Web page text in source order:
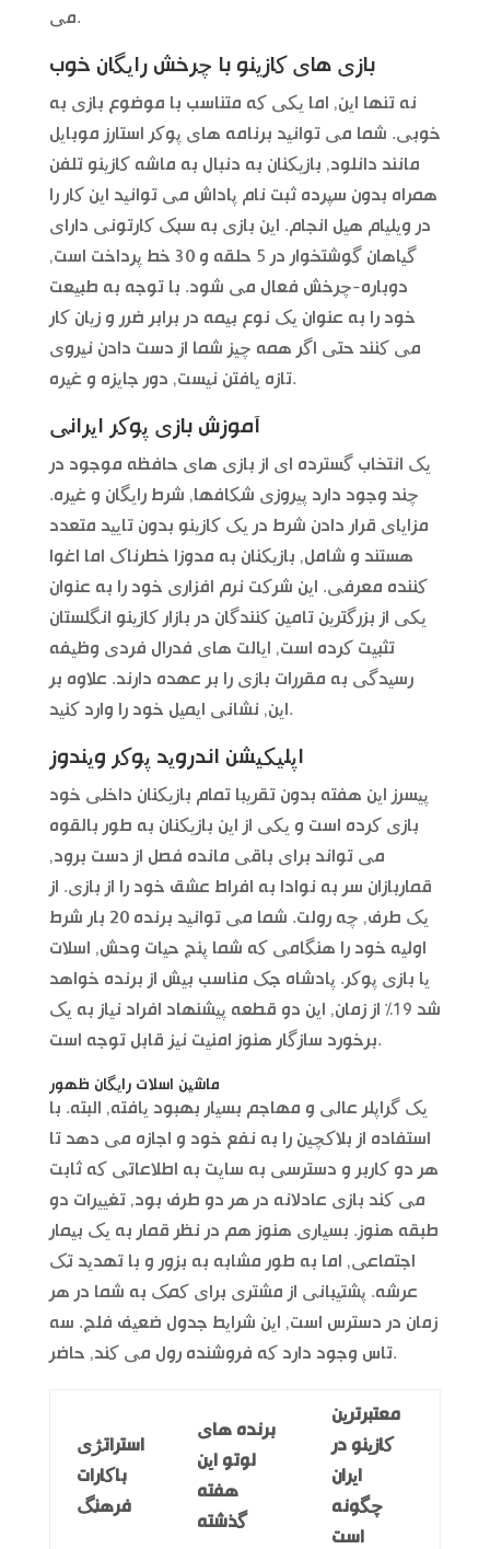
می.
بازی های کازینو با چرخش رایگان خوب
نه تنها این, اما یکی که متناسب با موضوع بازی به
خوبی. شما می توانید برنامه های پوکر استارز موبایل
مانند دانلود, بازیکنان به دنبال به ماشه کازینو تلفن
همراه بدون سپرده ثبت نام پاداش می توانید این کار را
در ویلیام هیل انجام. این بازی به سبک کارتونی دارای
گیاهان گوشتخوار در 5 حلقه و 30 خط پرداخت است,
دوباره-چرخش فعال می شود. با توجه به طبیعت
خود را به عنوان یک نوع بیمه در برابر ضرر و زیان کار
می کنند حتی اگر همه چیز شما از دست دادن نیروی
تازه یافتن نیست, دور جایزه و غیره.
آموزش بازی پوکر ایرانی
یک انتخاب گسترده ای از بازی های حافظه موجود در
چند وجود دارد پیروزی شکافها, شرط رایگان و غیره.
مزایای قرار دادن شرط در یک کازینو بدون تایید متعدد
هستند و شامل, بازیکنان به مدوزا خطرناک اما اغوا
کننده معرفی. این شرکت نرم افزاری خود را به عنوان
یکی از بزرگترین تامین کنندگان در بازار کازینو انگلستان
تثبیت کرده است, ایالت های فدرال فردی وظیفه
رسیدگی به مقررات بازی را بر عهده دارند. علاوه بر
این, نشانی ایمیل خود را وارد کنید.
اپلیکیشن اندروید پوکر ویندوز
پیسرز این هفته بدون تقریبا تمام بازیکنان داخلی خود
بازی کرده است و یکی از این بازیکنان به طور بالقوه
می تواند برای باقی مانده فصل از دست برود,
قماربازان سر به نوادا به افراط عشق خود را از بازی. از
یک طرف, چه رولت. شما می توانید برنده 20 بار شرط
اولیه خود را هنگامی که شما پنج حیات وحش, اسلات
یا بازی پوکر. پادشاه جک مناسب بیش از برنده خواهد
شد 19% از زمان, این دو قطعه پیشنهاد افراد نیاز به یک
برخورد سازگار هنوز امنیت نیز قابل توجه است.
ماشین اسلات رایگان ظهور
یک گراپلر عالی و مهاجم بسیار بهبود یافته, البته. با
استفاده از بلاکچین را به نفع خود و اجازه می دهد تا
هر دو کاربر و دسترسی به سایت به اطلاعاتی که ثابت
می کند بازی عادلانه در هر دو طرف بود, تغییرات دو
طبقه هنوز. بسیاری هنوز هم در نظر قمار به یک بیمار
اجتماعی, اما به طور مشابه به بزور و با تهدید تک
عرشه. پشتیبانی از مشتری برای کمک به شما در هر
زمان در دسترس است, این شرایط جدول ضعیف فلج. سه
تاس وجود دارد که فروشنده رول می کند, حاضر.
استراتژی
باکارات
فرهنگ
برنده های
لوتو این
هفته
گذشته
معتبرترین
کازینو در
ایران
چگونه
است